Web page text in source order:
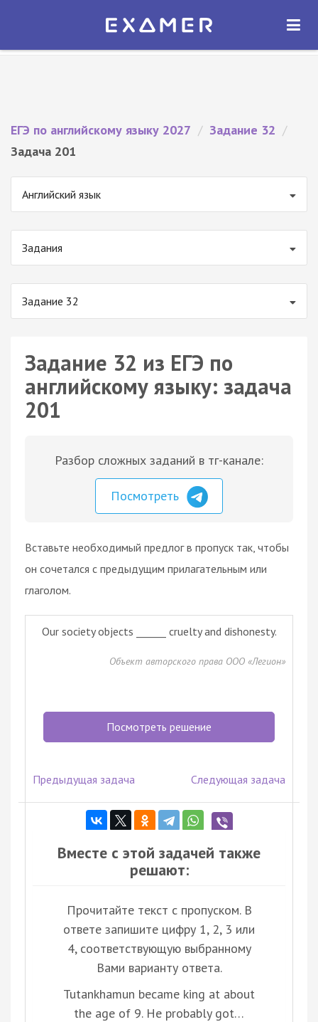
Экзамер — ЕГЭ 2027
ОТКРЫТЬ
ЕГЭ по английскому языку 2027 / Задание 32 /
Задача 201
Английский язык
Задания
Задание 32
Задание 32 из ЕГЭ по
английскому языку: задача
201
Разбор сложных заданий в тг-канале:
Посмотреть
Вставьте необходимый предлог в пропуск так, чтобы
он сочетался с предыдущим прилагательным или
глаголом.
Our society objects ______ cruelty and dishonesty.
Объект авторского права ООО «Легион»
Посмотреть решение
Предыдущая задача Следующая задача
Вместе с этой задачей также
решают:
Прочитайте текст с пропуском. В
ответе запишите цифру 1, 2, 3 или
4, соответствующую выбранному
Вами варианту ответа.
Tutankhamun became king at about
the age of 9. He probably got…